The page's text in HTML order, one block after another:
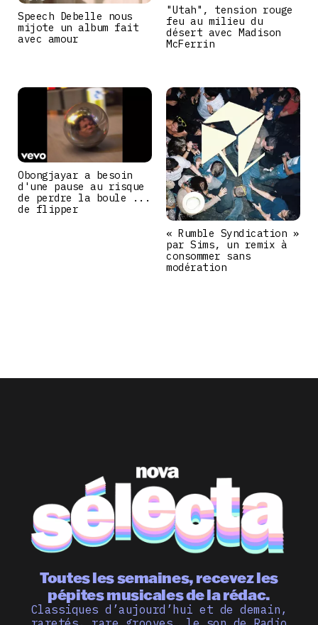
Speech Debelle nous
mijote un album fait
avec amour
"Utah", tension rouge
feu au milieu du
désert avec Madison
McFerrin
Obongjayar a besoin
d'une pause au risque
de perdre la boule ...
de flipper
« Rumble Syndication »
par Sims, un remix à
consommer sans
modération
Toutes les semaines, recevez les
pépites musicales de la rédac.
Classiques d’aujourd’hui et de demain,